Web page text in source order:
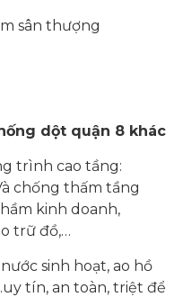
sân thượng
dột quận 8 khác
trình cao tầng:
chống thấm tầng
kinh doanh,
trữ đồ,…
sinh hoạt, ao hồ
tín, an toàn, triệt để